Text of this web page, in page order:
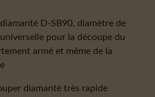
D-SB90, diamètre de
pour la découpe du
armé et même de la
diamanté très rapide